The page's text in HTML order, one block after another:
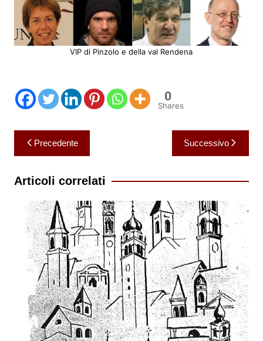
VIP di Pinzolo e della val Rendena
0
Shares
Navigazione
articoli
Precedente Successivo
Articoli correlati